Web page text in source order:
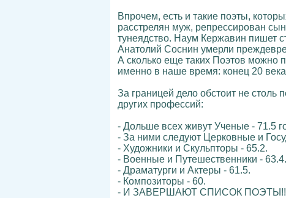
Впрочем, есть и такие поэты,
расстрелян муж, репрессирован
тунеядство. Наум Кержавин пишет
Анатолий Соснин умерли
А сколько еще таких Поэтов можно
именно в наше время: конец 20
За границей дело обстоит не столь
других профессий:
- Дольше всех живут Ученые - 71.5
- За ними следуют Церковные и
- Художники и Скульпторы - 65.2.
- Военные и Путешественники - 63.4.
- Драматурги и Актеры - 61.5.
- Композиторы - 60.
- И ЗАВЕРШАЮТ СПИСОК ПОЭТЫ!!!